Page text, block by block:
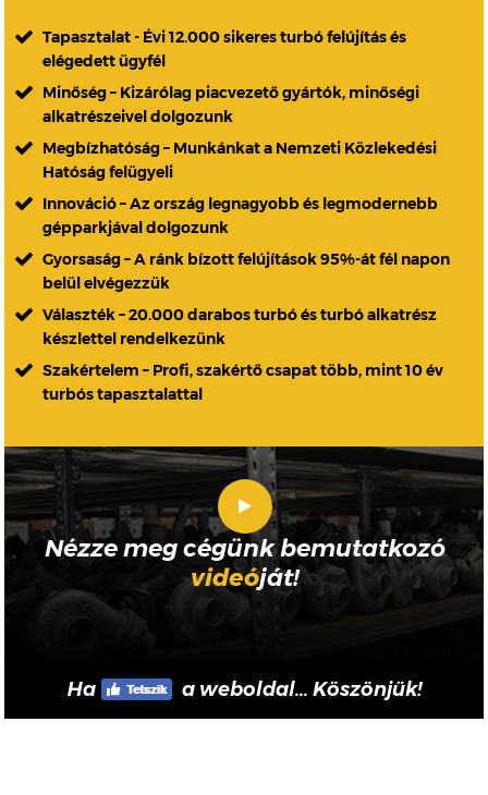
Tapasztalat - Évi 12.000 sikeres turbó felújítás és
elégedett ügyfél
Minőség – Kizárólag piacvezető gyártók, minőségi
alkatrészeivel dolgozunk
Megbízhatóság – Munkánkat a Nemzeti Közlekedési
Hatóság felügyeli
Innováció – Az ország legnagyobb és legmodernebb
gépparkjával dolgozunk
Gyorsaság – A ránk bízott felújítások 95%-át fél napon
belül elvégezzük
Választék – 20.000 darabos turbó és turbó alkatrész
készlettel rendelkezünk
Szakértelem – Profi, szakértő csapat több, mint 10 év
turbós tapasztalattal
Nézze meg cégünk bemutatkozó
videóját!
Ha a weboldal... Köszönjük!